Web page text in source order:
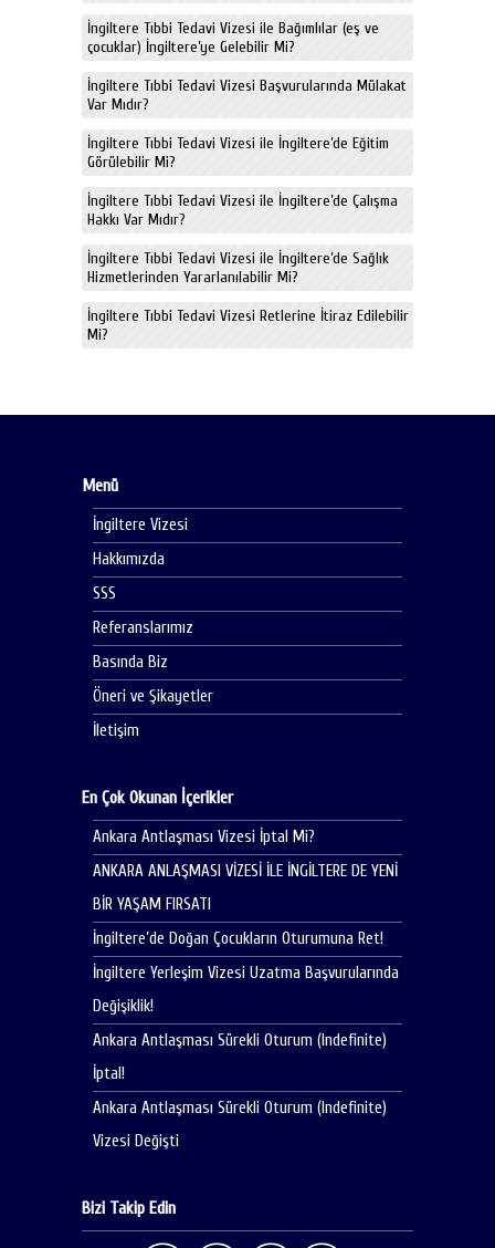
İngiltere Tıbbi Tedavi Vizesi ile Bağımlılar (eş ve
çocuklar) İngiltere’ye Gelebilir Mi?
İngiltere Tıbbi Tedavi Vizesi Başvurularında Mülakat
Var Mıdır?
İngiltere Tıbbi Tedavi Vizesi ile İngiltere’de Eğitim
Görülebilir Mi?
İngiltere Tıbbi Tedavi Vizesi ile İngiltere’de Çalışma
Hakkı Var Mıdır?
İngiltere Tıbbi Tedavi Vizesi ile İngiltere’de Sağlık
Hizmetlerinden Yararlanılabilir Mi?
İngiltere Tıbbi Tedavi Vizesi Retlerine İtiraz Edilebilir
Mi?
Menü
İngiltere Vizesi
Hakkımızda
SSS
Referanslarımız
Basında Biz
Öneri ve Şikayetler
İletişim
En Çok Okunan İçerikler
Ankara Antlaşması Vizesi İptal Mi?
ANKARA ANLAŞMASI VİZESİ İLE İNGİLTERE DE YENİ
BİR YAŞAM FIRSATI
İngiltere’de Doğan Çocukların Oturumuna Ret!
İngiltere Yerleşim Vizesi Uzatma Başvurularında
Değişiklik!
Ankara Antlaşması Sürekli Oturum (Indefinite)
İptal!
Ankara Antlaşması Sürekli Oturum (Indefinite)
Vizesi Değişti
Bizi Takip Edin